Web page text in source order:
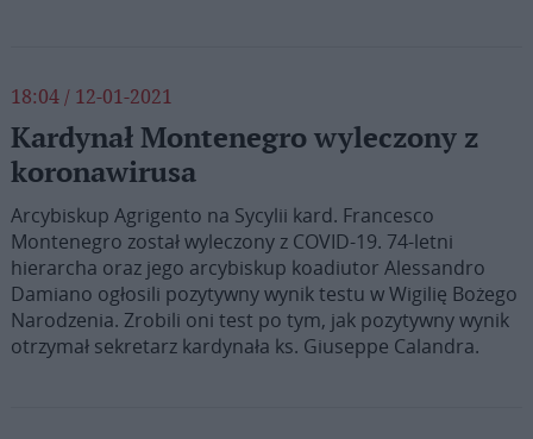
18:04 / 12-01-2021
Kardynał Montenegro wyleczony z
koronawirusa
Arcybiskup Agrigento na Sycylii kard. Francesco
Montenegro został wyleczony z COVID-19. 74-letni
hierarcha oraz jego arcybiskup koadiutor Alessandro
Damiano ogłosili pozytywny wynik testu w Wigilię Bożego
Narodzenia. Zrobili oni test po tym, jak pozytywny wynik
otrzymał sekretarz kardynała ks. Giuseppe Calandra.